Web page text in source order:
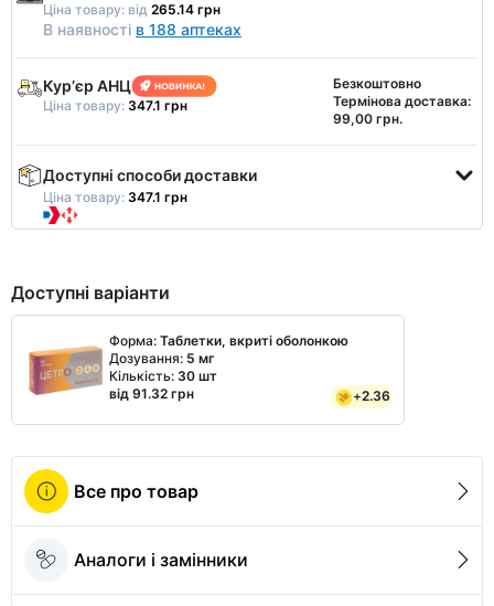
Ціна товару: від 265.14 грн
В наявності в 188 аптеках
Курʼєр АНЦ
Ціна товару: 347.1 грн
Безкоштовно
Термінова доставка:
99,00 грн.
Доступні способи доставки
Ціна товару: 347.1 грн
Доступні варіанти
Форма: Таблетки, вкриті оболонкою
Дозування: 5 мг
Кількість: 30 шт
від 91.32 грн
+2.36
Все про товар
Аналоги і замінники